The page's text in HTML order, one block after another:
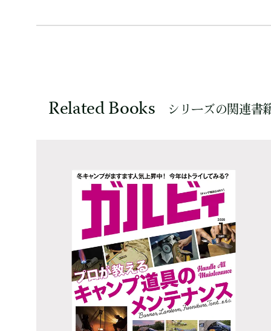
Related Books シリーズの関連書